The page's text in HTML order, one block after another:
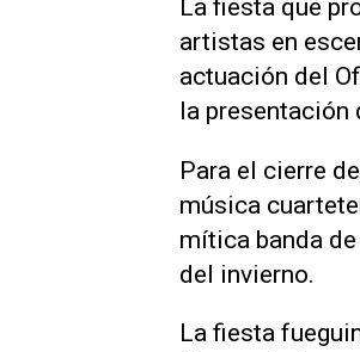
La fiesta que
artistas en
actuación del
la presentación
Para el cierre
música
mítica banda
del invierno.
La fiesta